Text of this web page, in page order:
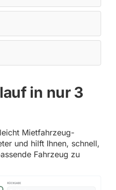
in nur 3
Mietfahrzeug-
und hilft Ihnen, schnell,
Fahrzeug zu